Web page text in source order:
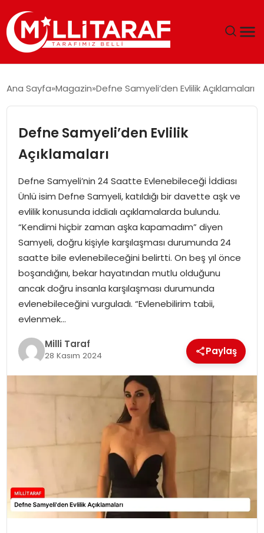
ÖZEL SAYFALAR
TEKNOLOJI
SPOR
SIYASET
MAGAZIN
Ana Sayfa Magazin Defne Samyeli’den Evlilik Açıklamaları
Defne Samyeli’den Evlilik
Açıklamaları
Defne Samyeli’nin 24 Saatte Evlenebileceği İddiası
Ünlü isim Defne Samyeli, katıldığı bir davette aşk ve
evlilik konusunda iddialı açıklamalarda bulundu.
“Kendimi hiçbir zaman aşka kapamadım” diyen
Samyeli, doğru kişiyle karşılaşması durumunda 24
saatte bile evlenebileceğini belirtti. On beş yıl önce
boşandığını, bekar hayatından mutlu olduğunu
ancak doğru insanla karşılaşması durumunda
evlenebileceğini vurguladı. “Evlenebilirim tabii,
evlenmek…
Milli Taraf
28 Kasım 2024 Paylaş